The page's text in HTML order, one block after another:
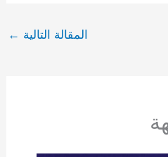
المقالة التالية ←